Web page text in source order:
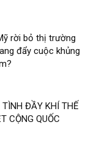
rời bỏ thị trường
đẩy cuộc khủng
ĐẦY KHÍ THẾ
CỘNG QUỐC